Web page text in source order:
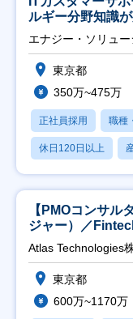
ルギー分野知識
エナジー・ソリュ
東京都
350万~475万
正社員採用 職種
休日120日以上
【PMOコンサル
ジャー）／
Atlas Technologies
東京都
600万~1170万